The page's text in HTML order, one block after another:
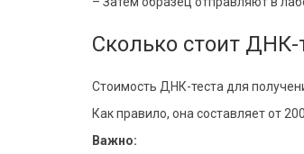
Сколько стоит ДНК-
Стоимость ДНК-теста для
Как правило, она составляет от
Важно: